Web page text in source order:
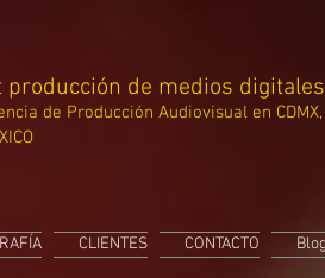
producción de medios digitales
de Producción Audiovisual en CDMX,
CLIENTES CONTACTO Blog